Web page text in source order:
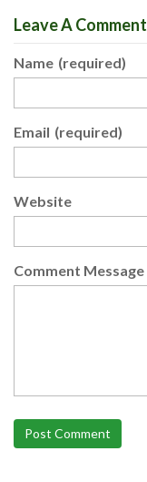
Leave A Comment
Name (required)
Email (required)
Website
Comment Message
Post Comment